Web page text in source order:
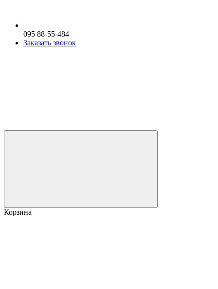
095 88-55-484
Заказать звонок
Корзина